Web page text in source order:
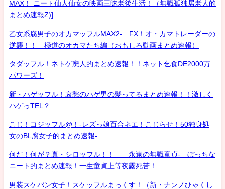
MAX！ ニート仙人仙女の映画三昧老後生活！（無職孤独居老人的
まとめ速報Z)]
乙女系腐男子のオカマッフルMAX2- FX！オ・カマトレーダーの
逆襲！！ 極道のオカマたち編（おもしろ動画まとめ速報）
タダッフル！ネトゲ廃人的まとめ速報！！ネット乞食DE2000万
パワーズ！
新・ハゲッフル！哀愁のハゲ男の髪ってるまとめ速報！！激しく
ハゲっTEL？
こじ！コジッフル@！-レズっ娘百合ネエ！こじらせ！50独身処
女のBL腐女子的まとめ速報-
何だ！何が？真・シロッフル！！ 永遠の無職童貞- ぼっちな
ニート的まとめ速報！一生童貞上等夜露死苦！
男装スケバン女子！スケッフルまっくす！（新・ナンノひゃくし